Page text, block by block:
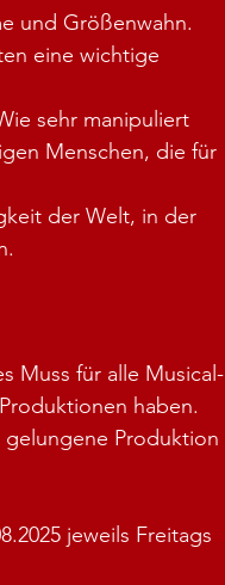
und Größenwahn.
eine wichtige
sehr manipuliert
Menschen, die für
der Welt, in der
Muss für alle Musical-
haben.
Produktion
jeweils Freitags